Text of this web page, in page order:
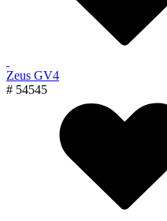
Zeus GV4
# 54545